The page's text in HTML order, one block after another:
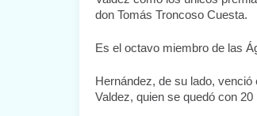
don Tomás Troncoso Cuesta.
Es el octavo miembro de las
Hernández, de su lado,
Valdez, quien se quedó con